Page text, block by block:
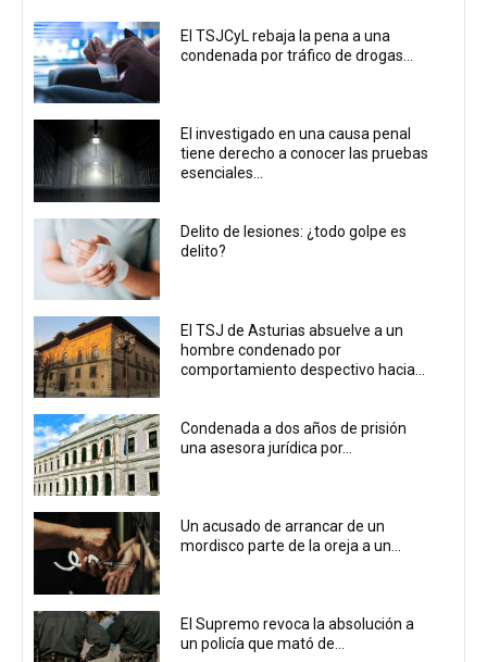
El TSJCyL rebaja la pena a una
condenada por tráfico de drogas...
El investigado en una causa penal
tiene derecho a conocer las pruebas
esenciales...
Delito de lesiones: ¿todo golpe es
delito?
El TSJ de Asturias absuelve a un
hombre condenado por
comportamiento despectivo hacia...
Condenada a dos años de prisión
una asesora jurídica por...
Un acusado de arrancar de un
mordisco parte de la oreja a un...
El Supremo revoca la absolución a
un policía que mató de...